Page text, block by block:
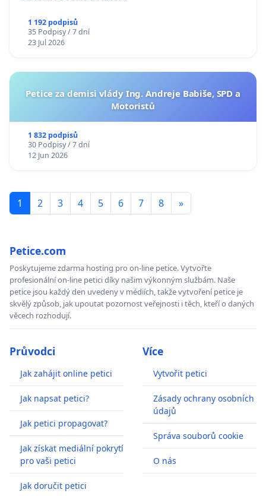
1 192 podpisů
35 Podpisy / 7 dní
23 Jul 2026
Petice za demisi vlády Ing. Andreje Babiše, SPD a
Motoristů
1 832 podpisů
30 Podpisy / 7 dní
12 Jun 2026
1 2 3 4 5 6 7 8 »
Petice.com
Poskytujeme zdarma hosting pro on-line petice. Vytvořte
profesionální on-line petici díky našim výkonným službám. Naše
petice jsou každý den uvedeny v médiích, takže vytvoření petice je
skvělý způsob, jak upoutat pozornost veřejnosti i těch, kteří o daných
věcech rozhodují.
Průvodci
Jak zahájit online petici
Jak napsat petici?
Jak petici propagovat?
Jak získat mediální pokrytí
pro vaši petici
Jak doručit petici
Více
Vytvořit petici
Zásady ochrany osobních
údajů
Správa souborů cookie
O nás